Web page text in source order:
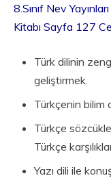
8.Sınıf Nev
Kitabı Sayfa 127
Türk dilinin
geliştirmek.
Türkçenin bilim
Türkçe
Türkçe
Yazı dili ile